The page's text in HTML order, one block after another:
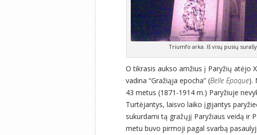
Triumfo arka. Iš visų pusių
O tikrasis aukso amžius į Paryžių atėjo
vadina “Gražiąja epocha” (Belle Epoque).
43 metus (1871-1914 m.) Paryžiuje
Turtėjantys, laisvo laiko įgijantys
sukurdami tą gražųjį Paryžiaus veidą ir
metu buvo pirmoji pagal svarbą